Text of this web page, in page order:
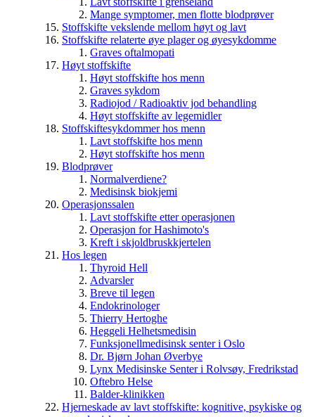
Mange symptomer, men flotte blodprøver
Stoffskifte vekslende mellom høyt og lavt
Stoffskifte relaterte øye plager og øyesykdomme
Graves oftalmopati
Høyt stoffskifte
Høyt stoffskifte hos menn
Graves sykdom
Radiojod / Radioaktiv jod behandling
Høyt stoffskifte av legemidler
Stoffskiftesykdommer hos menn
Lavt stoffskifte hos menn
Høyt stoffskifte hos menn
Blodprøver
Normalverdiene?
Medisinsk biokjemi
Operasjonssalen
Lavt stoffskifte etter operasjonen
Operasjon for Hashimoto's
Kreft i skjoldbruskkjertelen
Hos legen
Thyroid Hell
Advarsler
Breve til legen
Endokrinologer
Thierry Hertoghe
Heggeli Helhetsmedisin
Funksjonellmedisinsk senter i Oslo
Dr. Bjørn Johan Øverbye
Lynx Medisinske Senter i Rolvsøy, Fredrikstad
Oftebro Helse
Balder-klinikken
Hjerneskade av lavt stoffskifte: kognitive, psykiske og